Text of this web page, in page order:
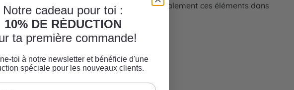
de fête. Bien sûr, nous proposons également ces éléments dans
Notre cadeau pour toi :
10% DE RÈDUCTION
ta première commande!
toi à notre newsletter et bénéficie d'une
spéciale pour les nouveaux clients.